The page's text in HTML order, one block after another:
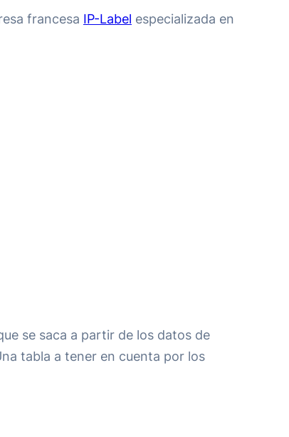
francesa IP-Label especializada en
se saca a partir de los datos de
tabla a tener en cuenta por los